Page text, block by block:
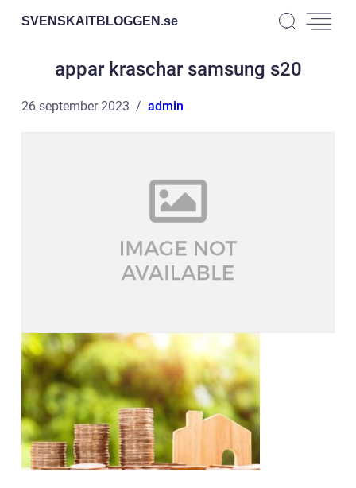
SVENSKAITBLOGGEN.se
appar kraschar samsung s20
26 september 2023 admin